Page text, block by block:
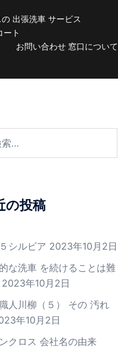
出張洗車 サービス
ート
お問い合わせ 窓口について
の投稿
シルビア 2023年10月2日
な洗車 を続けることは難
2023年10月2日
人川柳（５） その 汚れ
年10月2日
クロス 会社名の由来